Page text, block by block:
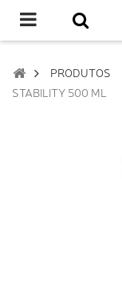
PRODUTOS
STABILITY 500 ML